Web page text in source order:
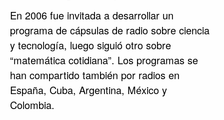
En 2006 fue invitada a desarrollar un
programa de cápsulas de radio sobre ciencia
y tecnología, luego siguió otro sobre
“matemática cotidiana”. Los programas se
han compartido también por radios en
España, Cuba, Argentina, México y
Colombia.